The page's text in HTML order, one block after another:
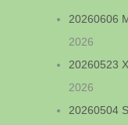
20260606
2026
20260523
2026
20260504